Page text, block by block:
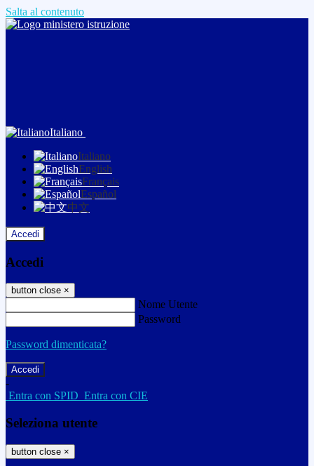
Salta al contenuto
Italiano
Italiano
English
Français
Español
中文
Accedi
Accedi
button close ×
Nome Utente
Password
Password dimenticata?
-
Entra con SPID Entra con CIE
Seleziona utente
button close ×